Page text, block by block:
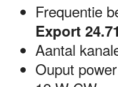
Frequentie
Export
Aantal
Ouput